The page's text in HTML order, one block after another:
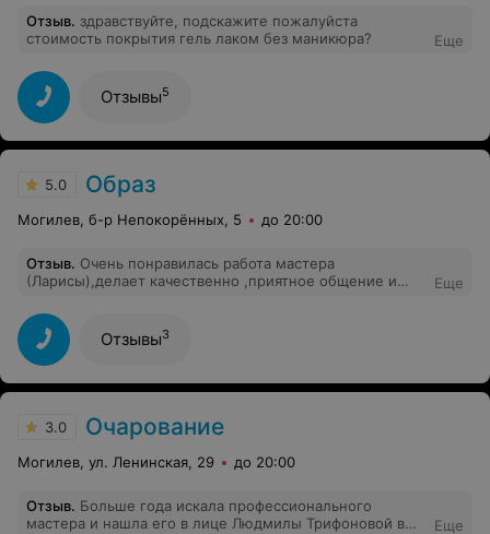
Отзыв. здравствуйте, подскажите пожалуйста
стоимость покрытия гель лаком без маникюра?
Еще
Отзывы5
5.0 Образ
Могилев, б-р Непокорённых, 5 до 20:00
Отзыв. Очень понравилась работа мастера
(Ларисы),делает качественно ,приятное общение и
рекомендую. Сама парикмахерская нуждается в
косметическом ремонте
Еще
Отзывы3
3.0 Очарование
Могилев, ул. Ленинская, 29 до 20:00
Отзыв. Больше года искала профессионального
мастера и нашла его в лице Людмилы Трифоновой в
Еще